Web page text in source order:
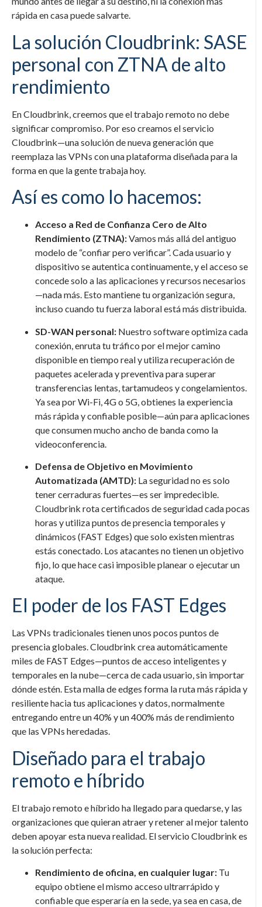
rápida en casa puede salvarte.
La solución Cloudbrink: SASE
personal con ZTNA de alto
rendimiento
En Cloudbrink, creemos que el trabajo remoto no debe
significar compromiso. Por eso creamos el servicio
Cloudbrink—una solución de nueva generación que
reemplaza las VPNs con una plataforma diseñada para la
forma en que la gente trabaja hoy.
Así es como lo hacemos:
Acceso a Red de Confianza Cero de Alto
Rendimiento (ZTNA):Vamos más allá del antiguo
modelo de “confiar pero verificar”. Cada usuario y
dispositivo se autentica continuamente, y el acceso se
concede solo a las aplicaciones y recursos necesarios
—nada más. Esto mantiene tu organización segura,
incluso cuando tu fuerza laboral está más distribuida.
SD-WAN personal: Nuestro software optimiza cada
conexión, enruta tu tráfico por el mejor camino
disponible en tiempo real y utiliza recuperación de
paquetes acelerada y preventiva para superar
transferencias lentas, tartamudeos y congelamientos.
Ya sea por Wi-Fi, 4G o 5G, obtienes la experiencia
más rápida y confiable posible—aún para aplicaciones
que consumen mucho ancho de banda como la
videoconferencia.
Defensa de Objetivo en Movimiento
Automatizada (AMTD): La seguridad no es solo
tener cerraduras fuertes—es ser impredecible.
Cloudbrink rota certificados de seguridad cada pocas
horas y utiliza puntos de presencia temporales y
dinámicos (FAST Edges) que solo existen mientras
estás conectado. Los atacantes no tienen un objetivo
fijo, lo que hace casi imposible planear o ejecutar un
ataque.
El poder de los FAST Edges
Las VPNs tradicionales tienen unos pocos puntos de
presencia globales. Cloudbrink crea automáticamente
miles de FAST Edges—puntos de acceso inteligentes y
temporales en la nube—cerca de cada usuario, sin importar
dónde estén. Esta malla de edges forma la ruta más rápida y
resiliente hacia tus aplicaciones y datos, normalmente
entregando entre un 40% y un 400% más de rendimiento
que las VPNs heredadas.
Diseñado para el trabajo
remoto e híbrido
El trabajo remoto e híbrido ha llegado para quedarse, y las
organizaciones que quieran atraer y retener al mejor talento
deben apoyar esta nueva realidad. El servicio Cloudbrink es
la solución perfecta:
Rendimiento de oficina, en cualquier lugar: Tu
equipo obtiene el mismo acceso ultrarrápido y
confiable que esperaría en la sede, ya sea en casa, de